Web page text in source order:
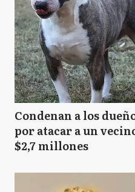
Condenan a los
por atacar a un
$2,7 millones